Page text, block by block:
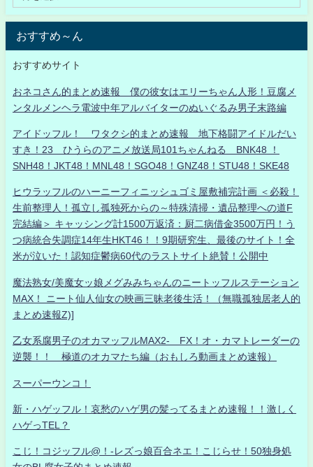
おすすめ～ん
おすすめサイト
おネコさん的まとめ速報 僕の彼女はエリーちゃん人形！豆腐メ
ンタルメンヘラ電波中年アルバイターのぬいぐるみ男子末路編
アイドッフル！ ワタクシ的まとめ速報 地下格闘アイドルだい
すき！23 ひうらのアニメ放送局101ちゃんねる BNK48 ！
SNH48！JKT48！MNL48！SGO48！GNZ48！STU48！SKE48
ヒウラッフルのハーニーフィニッシュゴミ屋敷補完計画 ＜必殺！
生前整理人！孤立し孤独死からの～特殊清掃・遺品整理への道F
完結編＞ キャッシング計1500万返済：厨二病借金3500万円！う
つ病統合失調症14年生HKT46！！9期研究生、最後のサイト！全
米が泣いた！認知症鬱病60代のラストサイト絶賛！公開中
魔法熟女/美魔女ッ娘メグみみちゃんのニートッフルステーション
MAX！ ニート仙人仙女の映画三昧老後生活！（無職孤独居老人的
まとめ速報Z)]
乙女系腐男子のオカマッフルMAX2- FX！オ・カマトレーダーの
逆襲！！ 極道のオカマたち編（おもしろ動画まとめ速報）
スーパーウンコ！
新・ハゲッフル！哀愁のハゲ男の髪ってるまとめ速報！！激しく
ハゲっTEL？
こじ！コジッフル@！-レズっ娘百合ネエ！こじらせ！50独身処